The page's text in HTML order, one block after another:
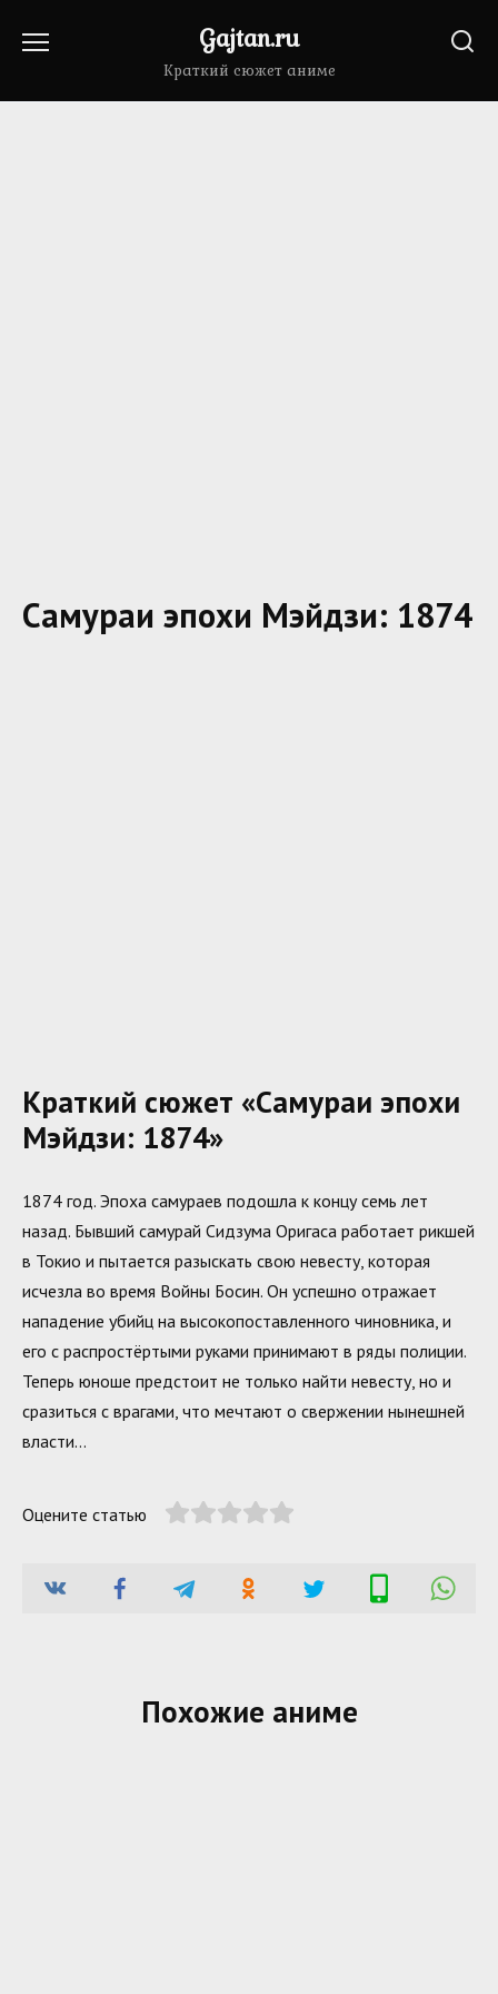
Gajtan.ru
Краткий сюжет аниме
Самураи эпохи Мэйдзи: 1874
Краткий сюжет «Самураи эпохи
Мэйдзи: 1874»
1874 год. Эпоха самураев подошла к концу семь лет
назад. Бывший самурай Сидзума Оригаса работает рикшей
в Токио и пытается разыскать свою невесту, которая
исчезла во время Войны Босин. Он успешно отражает
нападение убийц на высокопоставленного чиновника, и
его с распростёртыми руками принимают в ряды полиции.
Теперь юноше предстоит не только найти невесту, но и
сразиться с врагами, что мечтают о свержении нынешней
власти…
Оцените статью
Похожие аниме